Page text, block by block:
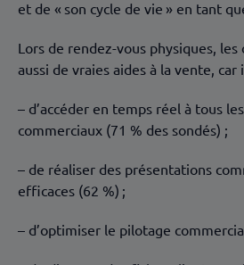
et de « son cycle de vie » en tant
Lors de rendez-vous physiques,
aussi de vraies aides à la vente,
– d’accéder en temps réel à tous
commerciaux (71 % des sondés) ;
– de réaliser des présentations
efficaces (62 %) ;
– d’optimiser le pilotage